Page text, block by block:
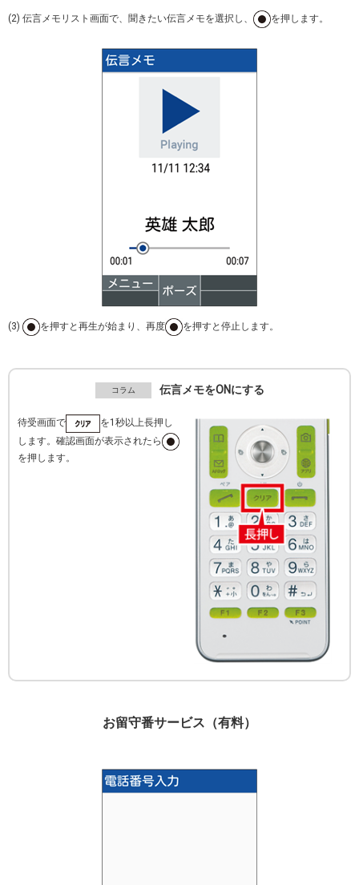
(2) 伝言メモリスト画面で、聞きたい伝言メモを選択し、 を押します。
(3) を押すと再生が始まり、再度 を押すと停止します。
伝言メモをONにする
待受画面で
を1秒以上長押し
します。確認画面が表示されたら
を押します。
お留守番サービス（有料）